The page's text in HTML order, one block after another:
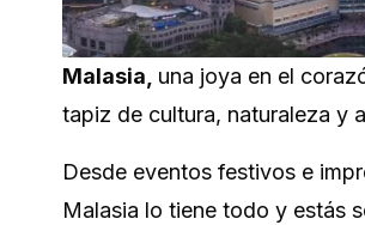
Malasia, una joya en el
tapiz de cultura, naturaleza y
Desde eventos festivos e
Malasia lo tiene todo y estás